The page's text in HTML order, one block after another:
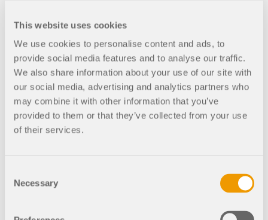
This website uses cookies
We use cookies to personalise content and ads, to
provide social media features and to analyse our traffic.
We also share information about your use of our site with
our social media, advertising and analytics partners who
may combine it with other information that you’ve
provided to them or that they’ve collected from your use
of their services.
Selection
Necessary
dos ventos é a existência de
dados de vento provenientes
de uma opinião. Outra
aplicação é a consideração
de efeitos de blindagem
contra o vento num edifício,
por exemplo, através de
edifícios vizinhos ou do